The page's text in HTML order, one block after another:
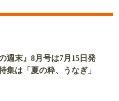
週末』8月号は7月15日発
は「夏の粋、うなぎ」